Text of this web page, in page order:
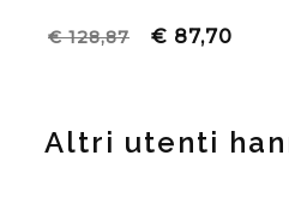
€ 128,87 € 87,70
Altri utenti